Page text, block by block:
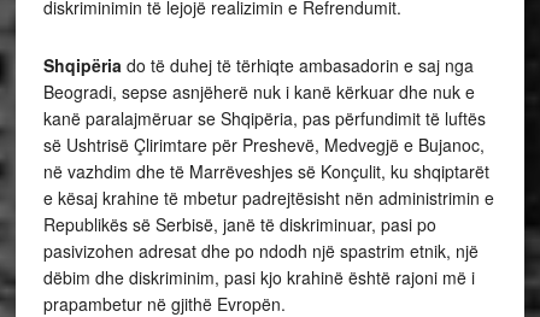
diskriminimin të lejojë realizimin e Refrendumit.
Shqipëria do të duhej të tërhiqte ambasadorin e saj nga
Beogradi, sepse asnjëherë nuk i kanë kërkuar dhe nuk e
kanë paralajmëruar se Shqipëria, pas përfundimit të luftës
së Ushtrisë Çlirimtare për Preshevë, Medvegjë e Bujanoc,
në vazhdim dhe të Marrëveshjes së Konçulit, ku shqiptarët
e kësaj krahine të mbetur padrejtësisht nën administrimin e
Republikës së Serbisë, janë të diskriminuar, pasi po
pasivizohen adresat dhe po ndodh një spastrim etnik, një
dëbim dhe diskriminim, pasi kjo krahinë është rajoni më i
prapambetur në gjithë Evropën.